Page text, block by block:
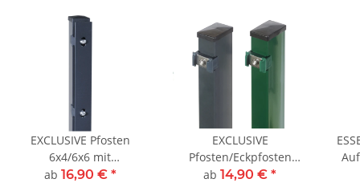
EXCLUSIVE Pfosten
6x4/6x6 mit
Abdeckschiene in
ab 16,90 € *
EXCLUSIVE
Pfosten/Eckpfosten
6x4/6x6 cm
ab 14,90 € *